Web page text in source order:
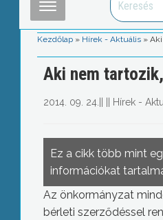
Kezdőlap » Hírek - Aktuális »
Aki nem
2014. 09. 24. Hírek -
Ez a cikk több mint
információkat
Az önkormányzat
bérleti szerződéssel